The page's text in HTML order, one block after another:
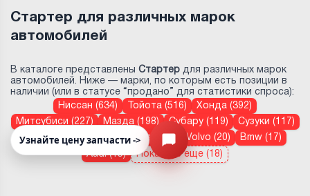
Узнайте цену запчасти -> Открыть меню
Стартер для различных марок
автомобилей
В каталоге представлены Стартер для различных марок
автомобилей. Ниже — марки, по которым есть позиции в
наличии (или в статусе “продано” для статистики спроса):
Ниссан (634)
Тойота (516)
Хонда (392)
Митсубиси (227)
Мазда (198) Субару (119)
Сузуки (117)
Дайхатсу (90)
Volkswagen (35) Volvo (20)
Bmw (17)
Audi (15)
Показать еще (18)